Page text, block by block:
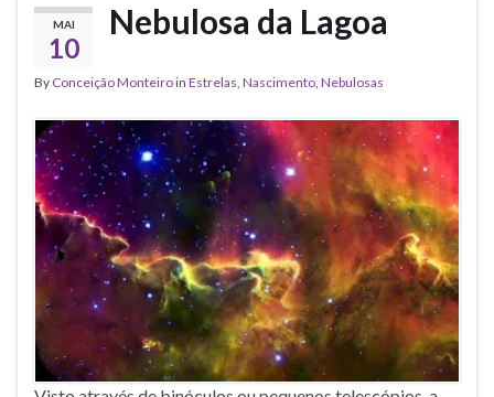
MAI
10
Nebulosa da Lagoa
By Conceição Monteiroin Estrelas, Nascimento, Nebulosas